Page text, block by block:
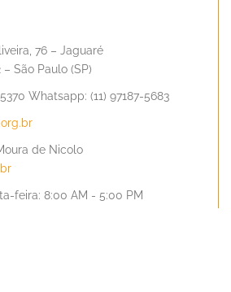
76 – Jaguaré
São Paulo (SP)
Whatsapp: (11) 97187-5683
de Nicolo
feira: 8:00 AM - 5:00 PM